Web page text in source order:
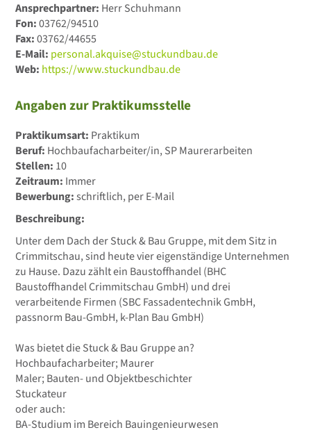
Ansprechpartner: Herr Schuhmann
Fon:03762/94510
Fax:03762/44655
E-Mail: personal.akquise@stuckundbau.de
Web: https://www.stuckundbau.de
Angaben zur Praktikumsstelle
Praktikumsart: Praktikum
Beruf: Hochbaufacharbeiter/in, SP Maurerarbeiten
Stellen: 10
Zeitraum: Immer
Bewerbung:schriftlich, per E-Mail
Beschreibung:
Unter dem Dach der Stuck & Bau Gruppe, mit dem Sitz in
Crimmitschau, sind heute vier eigenständige Unternehmen
zu Hause. Dazu zählt ein Baustoffhandel (BHC
Baustoffhandel Crimmitschau GmbH) und drei
verarbeitende Firmen (SBC Fassadentechnik GmbH,
passnorm Bau-GmbH, k-Plan Bau GmbH)
Was bietet die Stuck & Bau Gruppe an?
Hochbaufacharbeiter; Maurer
Maler; Bauten- und Objektbeschichter
Stuckateur
oder auch:
BA-Studium im Bereich Bauingenieurwesen